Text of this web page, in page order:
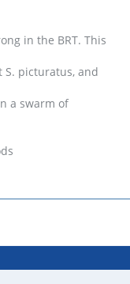
in the BRT. This
picturatus, and
a swarm of